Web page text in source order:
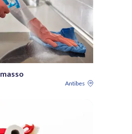
Antibes